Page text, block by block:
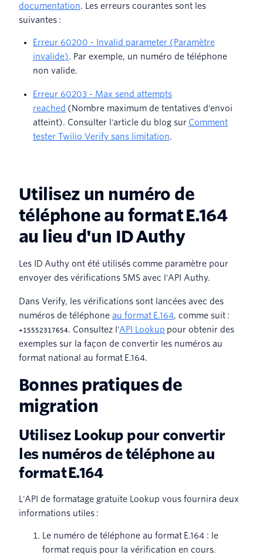
documentation. Les erreurs courantes sont les
suivantes :
Erreur 60200 - Invalid parameter (Paramètre
invalide). Par exemple, un numéro de téléphone
non valide.
Erreur 60203 - Max send attempts
reached (Nombre maximum de tentatives d'envoi
atteint). Consulter l'article du blog sur Comment
tester Twilio Verify sans limitation.
Utilisez un numéro de
téléphone au format E.164
au lieu d'un ID Authy
Les ID Authy ont été utilisés comme paramètre pour
envoyer des vérifications SMS avec l'API Authy.
Dans Verify, les vérifications sont lancées avec des
numéros de téléphone au format E.164, comme suit :
+15552317654. Consultez l'API Lookup pour obtenir des
exemples sur la façon de convertir les numéros au
format national au format E.164.
Bonnes pratiques de
migration
Utilisez Lookup pour convertir
les numéros de téléphone au
format E.164
L'API de formatage gratuite Lookup vous fournira deux
informations utiles :
Le numéro de téléphone au format E.164 : le
format requis pour la vérification en cours.